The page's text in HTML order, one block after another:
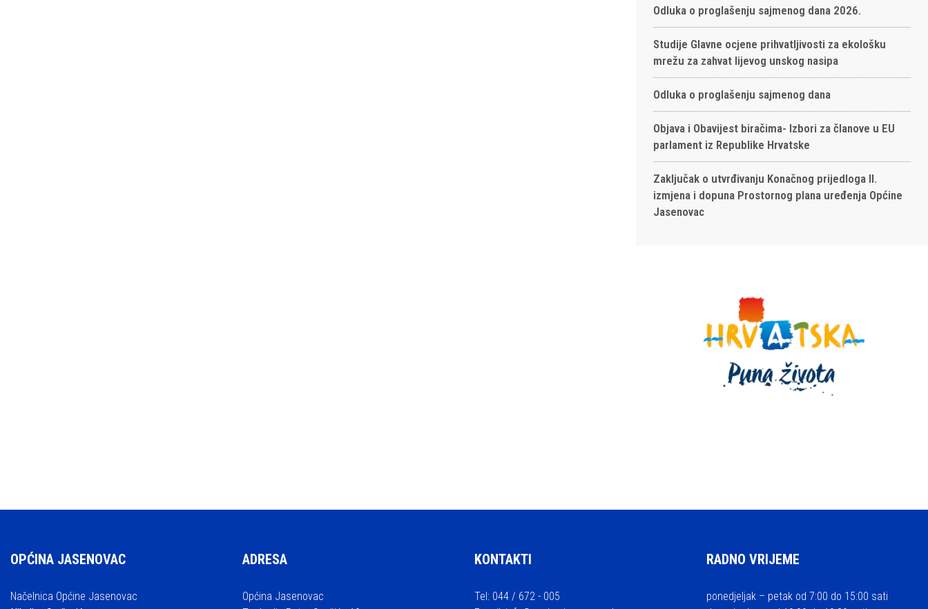
Odluka o proglašenju sajmenog dana 2026.
Studije Glavne ocjene prihvatljivosti za ekološku
mrežu za zahvat lijevog unskog nasipa
Odluka o proglašenju sajmenog dana
Objava i Obavijest biračima- Izbori za članove u EU
parlament iz Republike Hrvatske
Zaključak o utvrđivanju Konačnog prijedloga II.
izmjena i dopuna Prostornog plana uređenja Općine
Jasenovac
OPĆINA JASENOVAC
Načelnica Općine Jasenovac
ADRESA
Općina Jasenovac
KONTAKTI
Tel: 044 / 672 - 005
RADNO VRIJEME
ponedjeljak – petak od 7:00 do 15:00 sati